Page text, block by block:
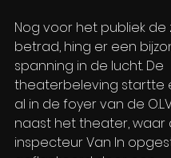
Nog voor het publiek de
betrad, hing er een
spanning in de lucht. De
theaterbeleving startte
al in de foyer van de
naast het theater, waar
inspecteur Van In